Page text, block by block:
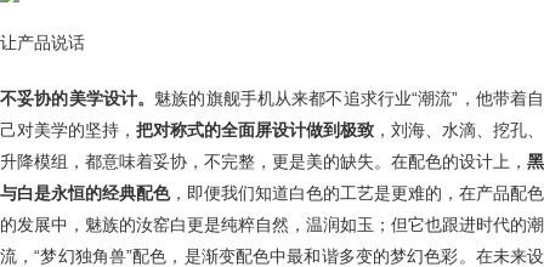
让产品说话
不妥协的美学设计。 魅族的旗舰手机从来都不追求行业“潮流”，他带着自
己对美学的坚持， 把对称式的全面屏设计做到极致 ，刘海、水滴、挖孔、
升降模组，都意味着妥协，不完整，更是美的缺失。在配色的设计上， 黑
与白是永恒的经典配色，即便我们知道白色的工艺是更难的，在产品配色
的发展中，魅族的汝窑白更是纯粹自然，温润如玉；但它也跟进时代的潮
流，“梦幻独角兽”配色，是渐变配色中最和谐多变的梦幻色彩。在未来设